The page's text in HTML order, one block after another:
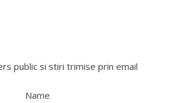
public si stiri trimise prin email
Name